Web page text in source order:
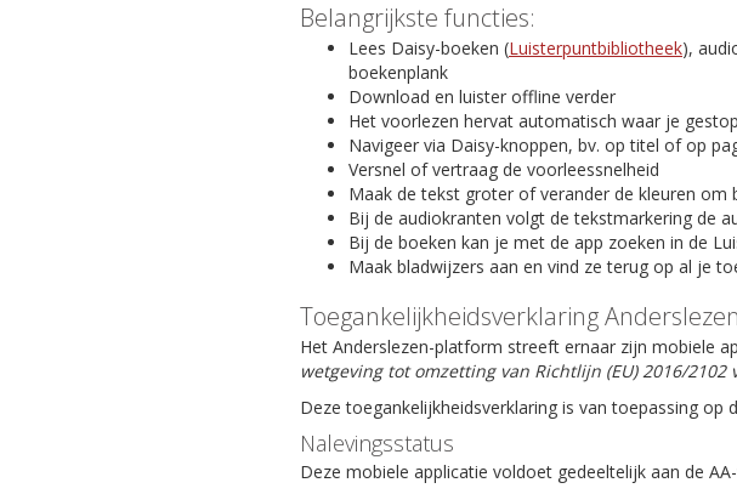
Belangrijkste functies:
Lees Daisy-boeken (Luisterpuntbibliotheek),
boekenplank
Download en luister offline verder
Het voorlezen hervat automatisch waar je
Navigeer via Daisy-knoppen, bv. op titel of op
Versnel of vertraag de voorleessnelheid
Maak de tekst groter of verander de kleuren om
Bij de audiokranten volgt de tekstmarkering de
Bij de boeken kan je met de app zoeken in de
Maak bladwijzers aan en vind ze terug op al je
Toegankelijkheidsverklaring
Het Anderslezen-platform streeft ernaar zijn mobiele
wetgeving tot omzetting van Richtlijn (EU) 2016/
Deze toegankelijkheidsverklaring is van toepassing op
Nalevingsstatus
Deze mobiele applicatie voldoet gedeeltelijk aan de